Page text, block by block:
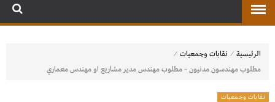
الرئيسية ⁄ نقابات وجمعيات ⁄
مطلوب مهندسون مدنيون – مطلوب مهندس مدير مشاريع او مهندس معماري
نقابات وجمعيات